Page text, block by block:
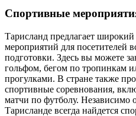
Спортивные
Тарисланд предлагает
мероприятий для посетителей
подготовки. Здесь вы можете
гольфом, бегом по тропинкам
прогулками. В стране также
спортивные соревнования,
матчи по футболу. Независимо
Тарисланде всегда найдется